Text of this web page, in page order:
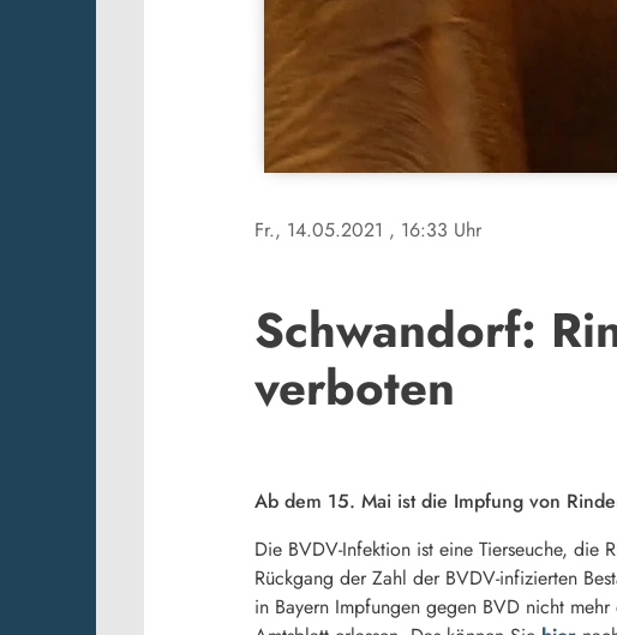
Fr., 14.05.2021 , 16:33 Uhr
Schwandorf:
verboten
Ab dem 15. Mai ist die Impfung von
Die BVDV-Infektion ist eine Tierseuche,
Rückgang der Zahl der BVDV-infizierten
in Bayern Impfungen gegen BVD nicht